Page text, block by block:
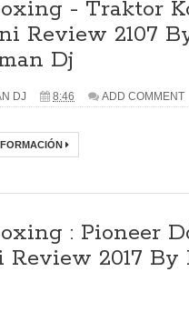
- Traktor
Review 2107
Dj
DJ 8:46 ADD COMMENT
: Pioneer
Review 2017 By